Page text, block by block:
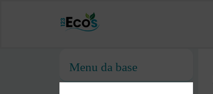
Menu da base